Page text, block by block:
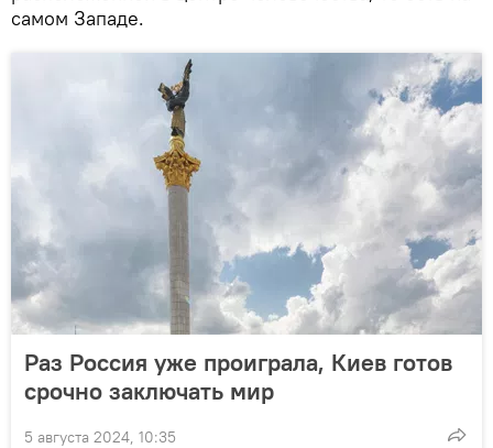
самом Западе.
Раз Россия уже проиграла, Киев готов
срочно заключать мир
5 августа 2024, 10:35